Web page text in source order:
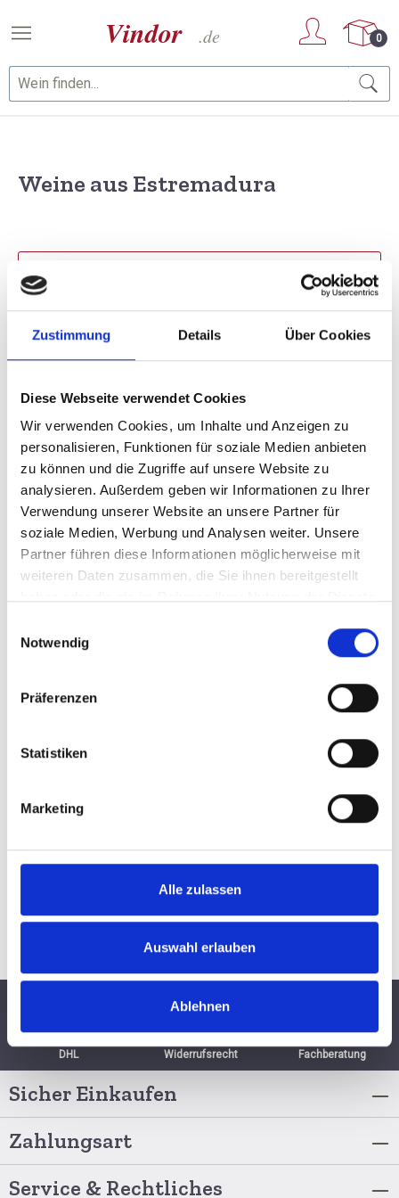
Zustimmung Details Über Cookies
Diese Webseite verwendet Cookies
Wir verwenden Cookies, um Inhalte und Anzeigen zu
personalisieren, Funktionen für soziale Medien anbieten
zu können und die Zugriffe auf unsere Website zu
analysieren. Außerdem geben wir Informationen zu Ihrer
Verwendung unserer Website an unsere Partner für
soziale Medien, Werbung und Analysen weiter. Unsere
Partner führen diese Informationen möglicherweise mit
weiteren Daten zusammen, die Sie ihnen bereitgestellt
Notwendig
Präferenzen
Statistiken
Marketing
Alle zulassen
Auswahl erlauben
Ablehnen
Zum Hauptinhalt springen
0
Weine aus Estremadura
1 Artikel gefunden
Sortierung
2022
Casa Santos Lima,
Setencostas Tinto, DO
Lisboa
(9,93 € / 1 Liter)
7,45 €
BESTELLEN
DHL
Widerrufsrecht
Fachberatung
Sicher Einkaufen
Zahlungsart
Service & Rechtliches